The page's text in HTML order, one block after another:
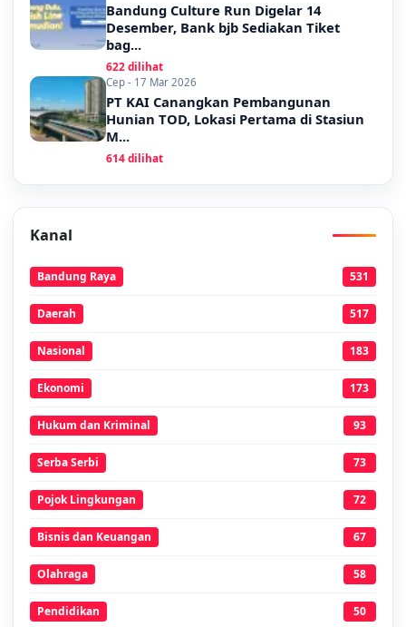
Bandung Culture Run Digelar 14
Desember, Bank bjb Sediakan Tiket
bag...
622 dilihat
Cep - 17 Mar 2026
PT KAI Canangkan Pembangunan
Hunian TOD, Lokasi Pertama di Stasiun
M...
614 dilihat
Kanal
Bandung Raya 531
Daerah 517
Nasional 183
Ekonomi 173
Hukum dan Kriminal 93
Serba Serbi 73
Pojok Lingkungan 72
Bisnis dan Keuangan 67
Olahraga 58
Pendidikan 50